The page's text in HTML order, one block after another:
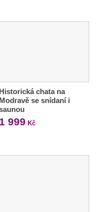
Historická chata na
Modravě se snídaní i
1 999 Kč